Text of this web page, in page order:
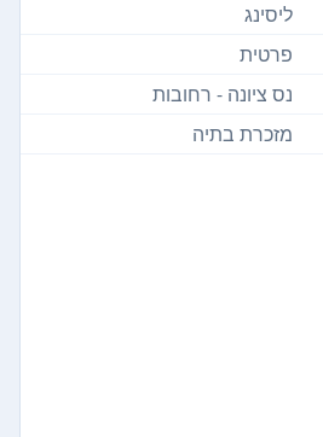
ליסינג
פרטית
נס ציונה - רחובות
מזכרת בתיה